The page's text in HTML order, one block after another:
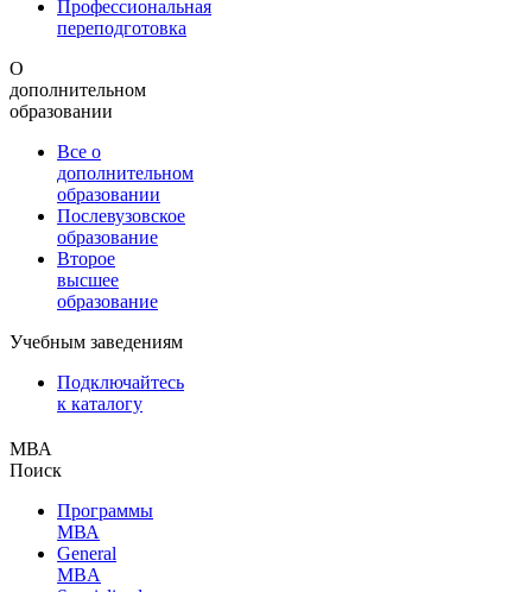
Профессиональная
переподготовка
О
дополнительном
образовании
Все о
дополнительном
образовании
Послевузовское
образование
Второе
высшее
образование
Учебным заведениям
Подключайтесь
к каталогу
МВА
Поиск
Программы
МВА
General
MBA